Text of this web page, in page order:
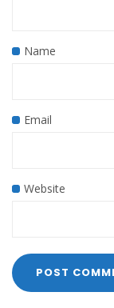
Name
Email
Website